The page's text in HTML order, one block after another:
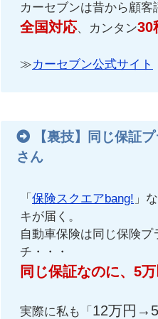
カーセブンは昔から顧客
全国対応、カンタン30
≫カーセブン公式サイト
【裏技】同じ保証
さん
「 保険スクエアbang! 」
キが届く。
自動車保険は同じ保険
チ・・・
同じ保証なのに、5
実際に私も「 12万円